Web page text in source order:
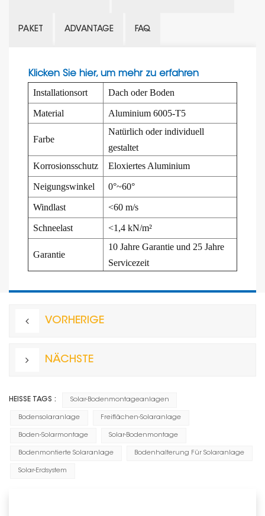
PAKET ADVANTAGE FAQ
Klicken Sie hier, um mehr zu erfahren
Installationsort Dach oder Boden
Material Aluminium 6005-T5
Farbe
Natürlich oder individuell
gestaltet
Korrosionsschutz
Eloxiertes Aluminium
Neigungswinkel 0°~60°
Windlast <60 m/s
Schneelast <1,4 kN/m²
Garantie
10 Jahre Garantie und 25 Jahre
Servicezeit
VORHERIGE
NÄCHSTE
HEISSE TAGS : Solar-Bodenmontageanlagen
Bodensolaranlage Freiflächen-Solaranlage
Boden-Solarmontage Solar-Bodenmontage
Bodenmontierte Solaranlage Bodenhalterung Für Solaranlage
Solar-Erdsystem